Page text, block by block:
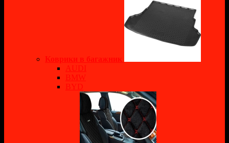
Коврики в багажник
AUDI
BMW
BYD